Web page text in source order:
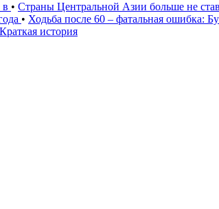
в • Страны Центральной Азии больше не
• Ходьба после 60 – фатальная ошибка:
Краткая история